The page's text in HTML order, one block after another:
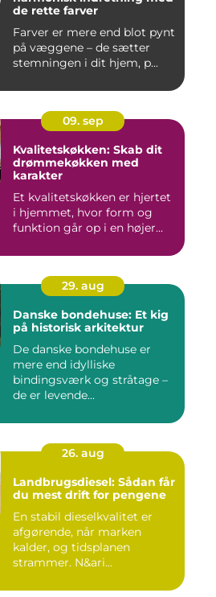
de rette farver
Farver er mere end blot pynt
på væggene – de sætter
stemningen i dit hjem, p...
09. sep
Kvalitetskøkken: Skab dit
drømmekøkken med
karakter
Et kvalitetskøkken er hjertet
i hjemmet, hvor form og
funktion går op i en højer...
29. aug
Danske bondehuse: Et kig
på historisk arkitektur
De danske bondehuse er
mere end idylliske
bindingsværk og stråtage –
de er levende...
26. aug
Landbrugsdiesel: Sådan får
du mest drift for pengene
En stabil dieselkvalitet er
afgørende, når marken
kalder, og tidsplanen
strammer. N&ari...